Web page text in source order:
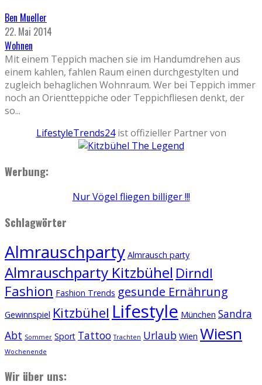
Ben Mueller
22. Mai 2014
Wohnen
Mit einem Teppich machen sie im Handumdrehen aus
einem kahlen, fahlen Raum einen durchgestylten und
zugleich behaglichen Wohnraum. Wer bei Teppich immer
noch an Orientteppiche oder Teppichfliesen denkt, der
so...
LifestyleTrends24ist offizieller Partner von
Werbung:
Nur Vögel fliegen billiger !!!
Schlagwörter
Almrauschparty Almrausch party
Almrauschparty Kitzbühel Dirndl
Fashion Fashion Trends gesunde Ernährung
Gewinnspiel Kitzbühel Lifestyle München Sandra
Abt Sommer Sport Tattoo Trachten Urlaub Wien Wiesn
Wochenende
Wir über uns: